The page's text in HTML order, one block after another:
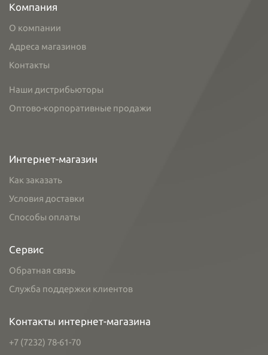
Компания
О компании
Адреса магазинов
Контакты
Наши дистрибьюторы
Оптово-корпоративные продажи
Интернет-магазин
Как заказать
Условия доставки
Способы оплаты
Сервис
Обратная связь
Служба поддержки клиентов
Контакты интернет-магазина
+7 (7232) 78-61-70